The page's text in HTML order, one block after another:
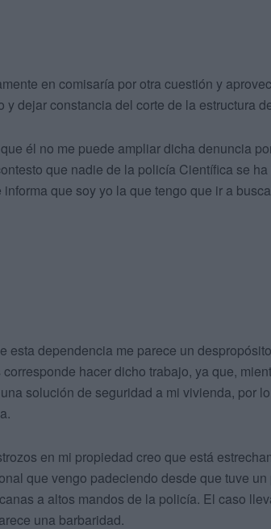
en comisaría por otra cuestión y
dejar constancia del corte de la estructura
él no me puede ampliar dicha denuncia
que nadie de la policía Científica se
que soy yo la que tengo que ir a
esta dependencia me parece un
hacer dicho trabajo, ya que,
solución de seguridad a mi vivienda, por
en mi propiedad creo que está
que vengo padeciendo desde que tuve
a altos mandos de la policía. El caso
una barbaridad.